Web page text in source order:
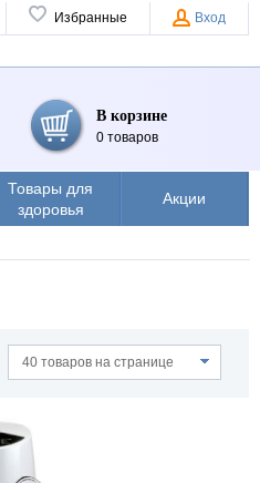
Избранные Вход
В корзине
0 товаров
Товары для
здоровья
Акции
40 товаров на странице